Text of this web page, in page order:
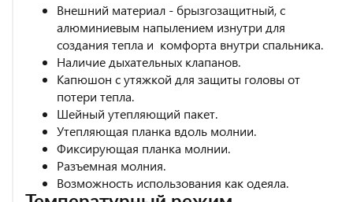
Внешний материал - брызгозащитный, с
алюминиевым напылением изнутри для
создания тепла и комфорта внутри спальника.
Наличие дыхательных клапанов.
Капюшон с утяжкой для защиты головы от
потери тепла.
Шейный утепляющий пакет.
Утепляющая планка вдоль молнии.
Фиксирующая планка молнии.
Разъемная молния.
Возможность использования как одеяла.